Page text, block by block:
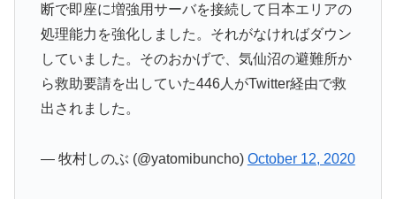
断で即座に増強用サーバを接続して日本エリアの
処理能力を強化しました。それがなければダウン
していました。そのおかげで、気仙沼の避難所か
ら救助要請を出していた446人がTwitter経由で救
出されました。
— 牧村しのぶ (@yatomibuncho) October 12, 2020